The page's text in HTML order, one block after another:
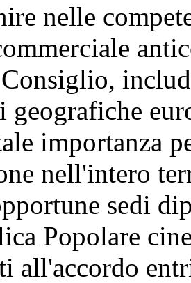
nelle
geografiche
importanza
nell'intero
sedi
Popolare
all'accordo